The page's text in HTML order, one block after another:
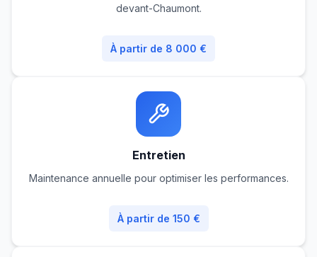
devant-Chaumont.
À partir de 8 000 €
Entretien
Maintenance annuelle pour optimiser les performances.
À partir de 150 €